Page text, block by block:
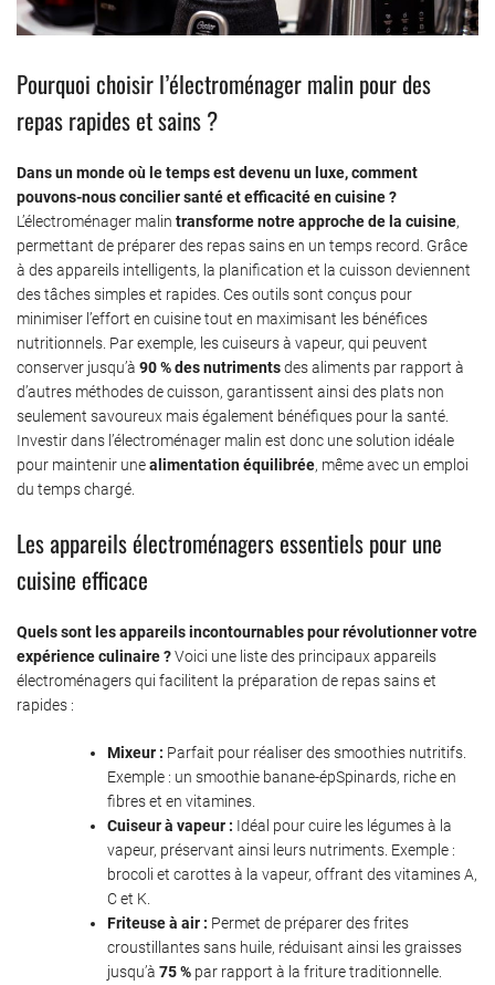
Pourquoi choisir l’électroménager malin pour des
repas rapides et sains ?
Dans un monde où le temps est devenu un luxe, comment
pouvons-nous concilier santé et efficacité en cuisine ?
L’électroménager malin transforme notre approche de la cuisine,
permettant de préparer des repas sains en un temps record. Grâce
à des appareils intelligents, la planification et la cuisson deviennent
des tâches simples et rapides. Ces outils sont conçus pour
minimiser l’effort en cuisine tout en maximisant les bénéfices
nutritionnels. Par exemple, les cuiseurs à vapeur, qui peuvent
conserver jusqu’à 90 % des nutrimentsdes aliments par rapport à
d’autres méthodes de cuisson, garantissent ainsi des plats non
seulement savoureux mais également bénéfiques pour la santé.
Investir dans l’électroménager malin est donc une solution idéale
pour maintenir unealimentation équilibrée, même avec un emploi
du temps chargé.
Les appareils électroménagers essentiels pour une
cuisine efficace
Quels sont les appareils incontournables pour révolutionner votre
expérience culinaire ?Voici une liste des principaux appareils
électroménagers qui facilitent la préparation de repas sains et
rapides :
Mixeur : Parfait pour réaliser des smoothies nutritifs.
Exemple : un smoothie banane-épSpinards, riche en
fibres et en vitamines.
Cuiseur à vapeur : Idéal pour cuire les légumes à la
vapeur, préservant ainsi leurs nutriments. Exemple :
brocoli et carottes à la vapeur, offrant des vitamines A,
C et K.
Friteuse à air : Permet de préparer des frites
croustillantes sans huile, réduisant ainsi les graisses
jusqu’à 75 % par rapport à la friture traditionnelle.